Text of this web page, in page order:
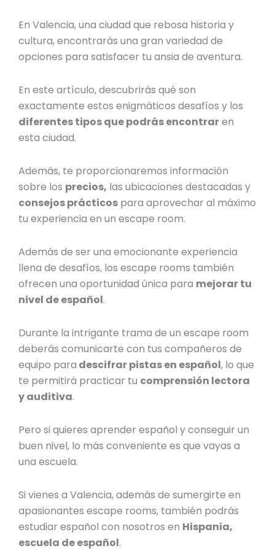
En Valencia, una ciudad que rebosa historia y
cultura, encontrarás una gran variedad de
opciones para satisfacer tu ansia de aventura.
En este artículo, descubrirás qué son
exactamente estos enigmáticos desafíos y los
diferentes tipos que podrás encontraren
esta ciudad.
Además, te proporcionaremos información
sobre los precios, las ubicaciones destacadas y
consejos prácticos para aprovechar al máximo
tu experiencia en un escape room.
Además de ser una emocionante experiencia
llena de desafíos, los escape rooms también
ofrecen una oportunidad única para mejorar tu
nivel de español.
Durante la intrigante trama de un escape room
deberás comunicarte con tus compañeros de
equipo para descifrar pistas en español, lo que
te permitirá practicar tu comprensión lectora
y auditiva.
Pero si quieres aprender español y conseguir un
buen nivel, lo más conveniente es que vayas a
una escuela.
Si vienes a Valencia, además de sumergirte en
apasionantes escape rooms, también podrás
estudiar español con nosotros en Hispania,
escuela de español.